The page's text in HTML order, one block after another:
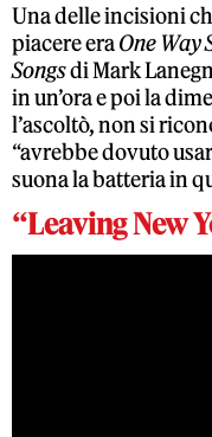
Una delle incisioni
piacere eraOne Way
Songsdi Mark
in un’ora e poi la
l’ascoltò, non si
“avrebbe dovuto
suona la batteria in
“Leaving New